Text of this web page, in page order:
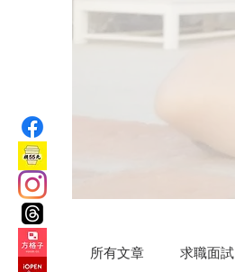
所有文章 求職面試